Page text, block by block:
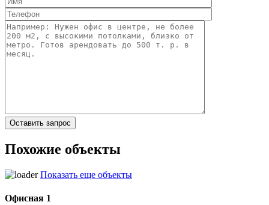
Похожие объекты
Показать еще объекты
Офисная 1